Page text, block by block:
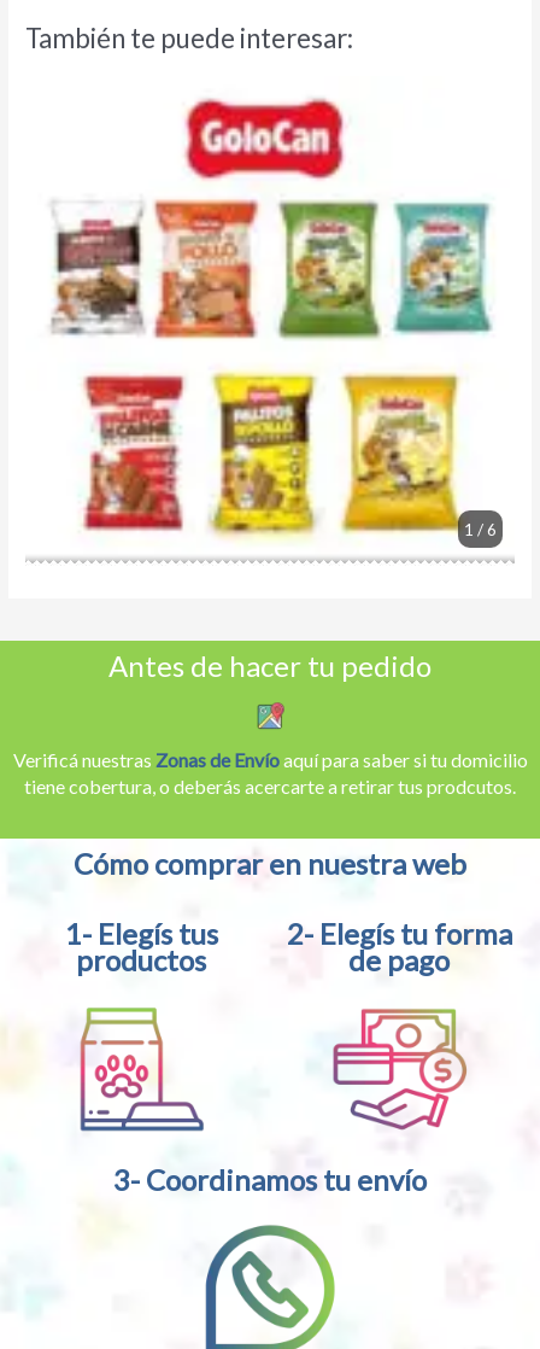
También te puede interesar:
1 / 6
Antes de hacer tu pedido
Verificá nuestras Zonas de Envíoaquí para saber si tu domicilio
tiene cobertura, o deberás acercarte a retirar tus prodcutos.
Cómo comprar en nuestra web
1- Elegís tus
productos
2- Elegís tu forma
de pago
3- Coordinamos tu envío